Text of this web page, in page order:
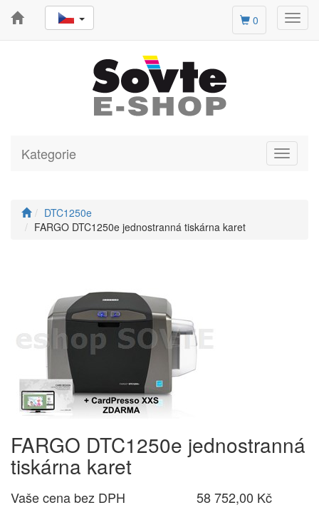
0
Toggle
Kategorie
DTC1250e
FARGO DTC1250e jednostranná tiskárna karet
FARGO DTC1250e jednostranná
tiskárna karet
Vaše cena bez DPH
58 752,00 Kč